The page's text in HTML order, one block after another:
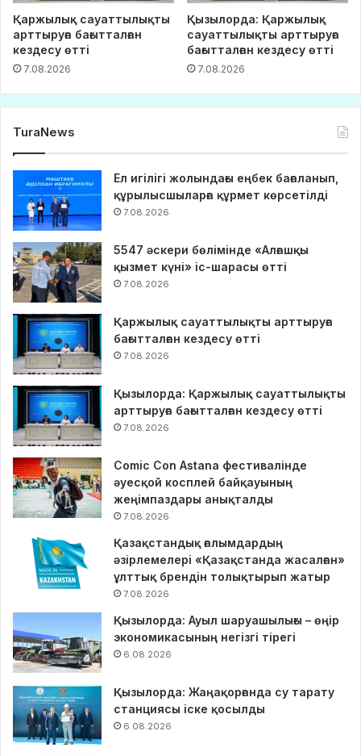
Қаржылық сауаттылықты
арттыруға бағытталған
кездесу өтті
7.08.2026
Қызылорда: Қаржылық
сауаттылықты арттыруға
бағытталған кездесу өтті
7.08.2026
TuraNews
Ел игілігі жолындағы еңбек бағаланып,
құрылысшыларға құрмет көрсетілді
7.08.2026
5547 әскери бөлімінде «Алғашқы
қызмет күні» іс-шарасы өтті
7.08.2026
Қаржылық сауаттылықты арттыруға
бағытталған кездесу өтті
7.08.2026
Қызылорда: Қаржылық сауаттылықты
арттыруға бағытталған кездесу өтті
7.08.2026
Comic Con Astana фестивалінде
әуесқой косплей байқауының
жеңімпаздары анықталды
7.08.2026
Қазақстандық ғалымдардың
әзірлемелері «Қазақстанда жасалған»
ұлттық брендін толықтырып жатыр
7.08.2026
Қызылорда: Ауыл шаруашылығы – өңір
экономикасының негізгі тірегі
6.08.2026
Қызылорда: Жаңақорғанда су тарату
станциясы іске қосылды
6.08.2026